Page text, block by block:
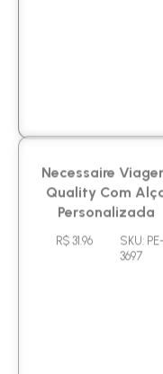
Necessaire Viagem
Personalizada